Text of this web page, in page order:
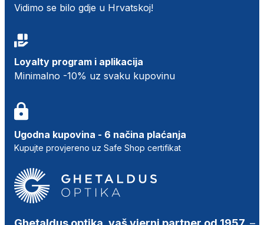
Vidimo se bilo gdje u Hrvatskoj!
Loyalty program i aplikacija
Minimalno -10% uz svaku kupovinu
Ugodna kupovina - 6 načina plaćanja
Kupujte provjereno uz Safe Shop certifikat